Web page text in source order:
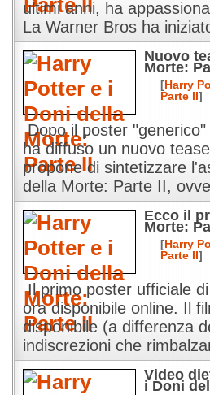
ultimi anni, ha
La Warner Bros ha
Nuovo
Morte:
[Harry
Parte II]
Dopo il poster
ha diffuso un nuovo
propone di sintetizzare
della Morte: Parte II,
Ecco il
Morte:
[Harry
Parte II]
Il primo poster ufficiale
ora disponibile online. Il
disponibile (a differenza
indiscrezioni che
Video
i Doni